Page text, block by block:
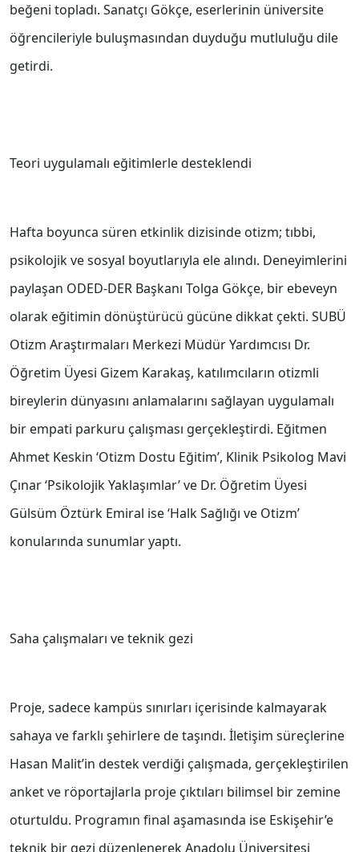
beğeni topladı. Sanatçı Gökçe, eserlerinin üniversite
öğrencileriyle buluşmasından duyduğu mutluluğu dile
getirdi.
Teori uygulamalı eğitimlerle desteklendi
Hafta boyunca süren etkinlik dizisinde otizm; tıbbi,
psikolojik ve sosyal boyutlarıyla ele alındı. Deneyimlerini
paylaşan ODED-DER Başkanı Tolga Gökçe, bir ebeveyn
olarak eğitimin dönüştürücü gücüne dikkat çekti. SUBÜ
Otizm Araştırmaları Merkezi Müdür Yardımcısı Dr.
Öğretim Üyesi Gizem Karakaş, katılımcıların otizmli
bireylerin dünyasını anlamalarını sağlayan uygulamalı
bir empati parkuru çalışması gerçekleştirdi. Eğitmen
Ahmet Keskin ‘Otizm Dostu Eğitim’, Klinik Psikolog Mavi
Çınar ‘Psikolojik Yaklaşımlar’ ve Dr. Öğretim Üyesi
Gülsüm Öztürk Emiral ise ‘Halk Sağlığı ve Otizm’
konularında sunumlar yaptı.
Saha çalışmaları ve teknik gezi
Proje, sadece kampüs sınırları içerisinde kalmayarak
sahaya ve farklı şehirlere de taşındı. İletişim süreçlerine
Hasan Malit’in destek verdiği çalışmada, gerçekleştirilen
anket ve röportajlarla proje çıktıları bilimsel bir zemine
oturtuldu. Programın final aşamasında ise Eskişehir’e
teknik bir gezi düzenlenerek Anadolu Üniversitesi